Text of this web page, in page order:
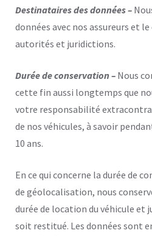
Destinataires des données –
données avec nos assureurs et
autorités et juridictions.
Durée de conservation – Nous
cette fin aussi longtemps que
votre responsabilité
de nos véhicules, à savoir
10 ans.
En ce qui concerne la durée de
de géolocalisation, nous
durée de location du véhicule et
soit restitué. Les données sont